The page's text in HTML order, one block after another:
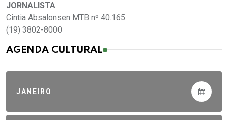
JORNALISTA
Cintia Absalonsen MTB nº 40.165
(19) 3802-8000
AGENDA CULTURAL
JANEIRO